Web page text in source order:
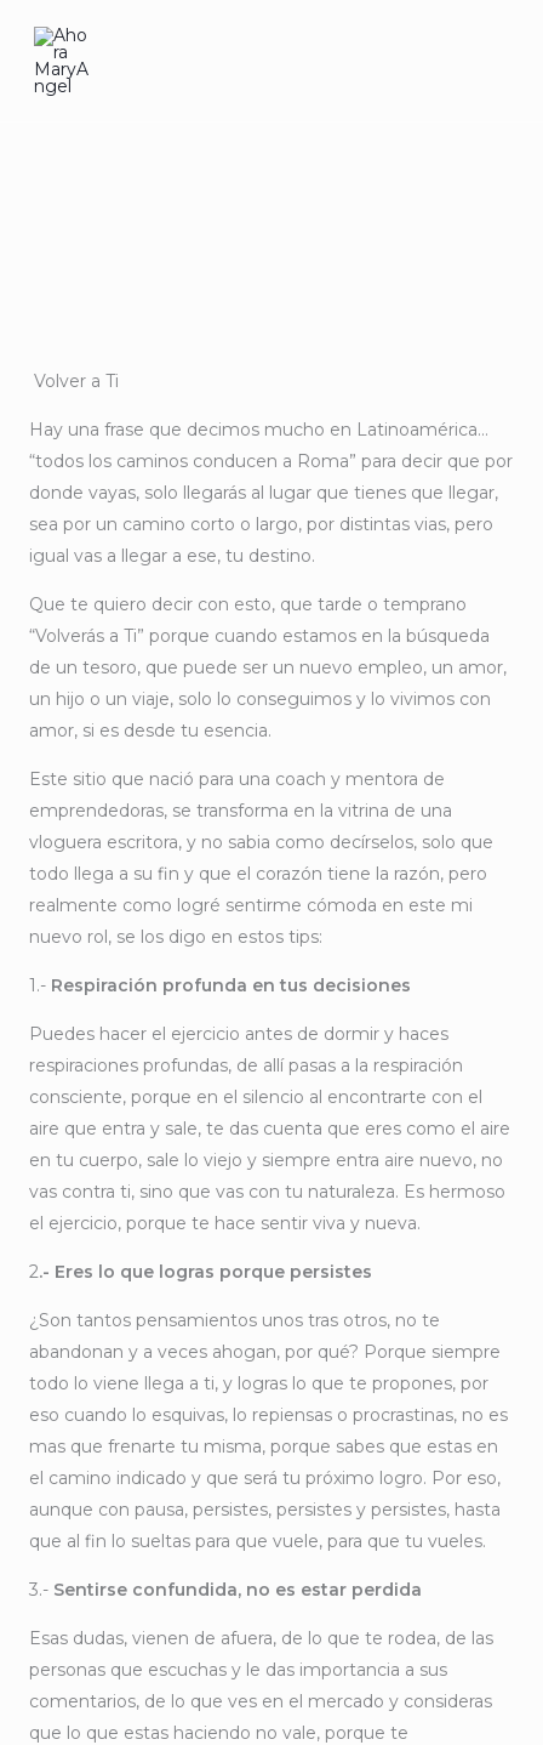
contenido
Volver a Ti
Hay una frase que decimos mucho en Latinoamérica…
“todos los caminos conducen a Roma” para decir que por
donde vayas, solo llegarás al lugar que tienes que llegar,
sea por un camino corto o largo, por distintas vias, pero
igual vas a llegar a ese, tu destino.
Que te quiero decir con esto, que tarde o temprano
“Volverás a Ti” porque cuando estamos en la búsqueda
de un tesoro, que puede ser un nuevo empleo, un amor,
un hijo o un viaje, solo lo conseguimos y lo vivimos con
amor, si es desde tu esencia.
Este sitio que nació para una coach y mentora de
emprendedoras, se transforma en la vitrina de una
vloguera escritora, y no sabia como decírselos, solo que
todo llega a su fin y que el corazón tiene la razón, pero
realmente como logré sentirme cómoda en este mi
nuevo rol, se los digo en estos tips:
1.- Respiración profunda en tus decisiones
Puedes hacer el ejercicio antes de dormir y haces
respiraciones profundas, de allí pasas a la respiración
consciente, porque en el silencio al encontrarte con el
aire que entra y sale, te das cuenta que eres como el aire
en tu cuerpo, sale lo viejo y siempre entra aire nuevo, no
vas contra ti, sino que vas con tu naturaleza. Es hermoso
el ejercicio, porque te hace sentir viva y nueva.
2.- Eres lo que logras porque persistes
¿Son tantos pensamientos unos tras otros, no te
abandonan y a veces ahogan, por qué? Porque siempre
todo lo viene llega a ti, y logras lo que te propones, por
eso cuando lo esquivas, lo repiensas o procrastinas, no es
mas que frenarte tu misma, porque sabes que estas en
el camino indicado y que será tu próximo logro. Por eso,
aunque con pausa, persistes, persistes y persistes, hasta
que al fin lo sueltas para que vuele, para que tu vueles.
3.- Sentirse confundida, no es estar perdida
Esas dudas, vienen de afuera, de lo que te rodea, de las
personas que escuchas y le das importancia a sus
comentarios, de lo que ves en el mercado y consideras
que lo que estas haciendo no vale, porque te